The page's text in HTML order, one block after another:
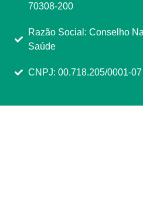
70308-200
Razão Social: Conselho
Saúde
CNPJ: 00.718.205/0001-07